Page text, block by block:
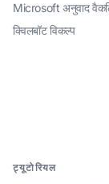
Microsoft अनुवाद
क्विलबॉट विकल्प
ट्यूटोरियल